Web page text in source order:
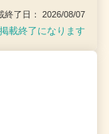
了日： 2026/08/07
載終了になります